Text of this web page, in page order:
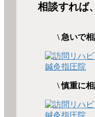
相談すれば
\ 急いで
\ 慎重に